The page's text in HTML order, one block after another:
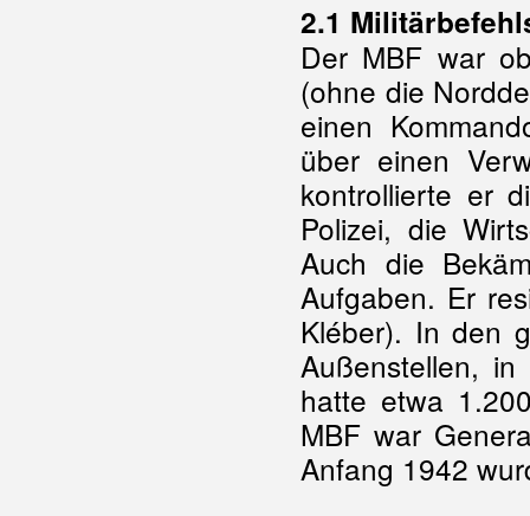
2.1
Der MBF war
(ohne die
einen
über einen
kontrollierte er
Polizei, die
Auch die
Aufgaben. Er
Kléber). In den
Außenstellen,
hatte etwa
MBF war
Anfang 1942